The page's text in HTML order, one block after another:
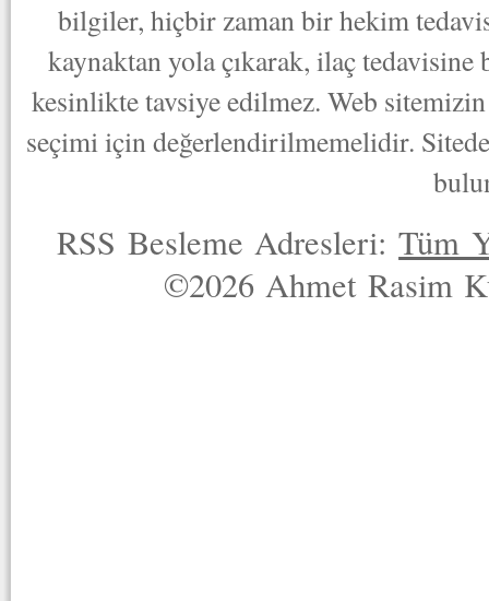
bilgiler, hiçbir zaman bir hekim
kaynaktan yola çıkarak, ilaç
kesinlikte tavsiye edilmez. Web
seçimi için değerlendirilmemelidir.
RSS Besleme Adresleri:Tüm
©2026 Ahmet Rasim